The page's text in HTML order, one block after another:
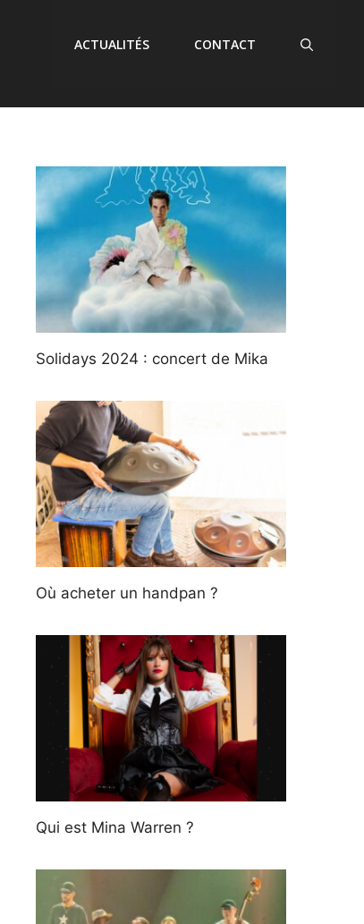
ACTUALITÉS CONTACT
Solidays 2024 : concert de Mika
Où acheter un handpan ?
Qui est Mina Warren ?